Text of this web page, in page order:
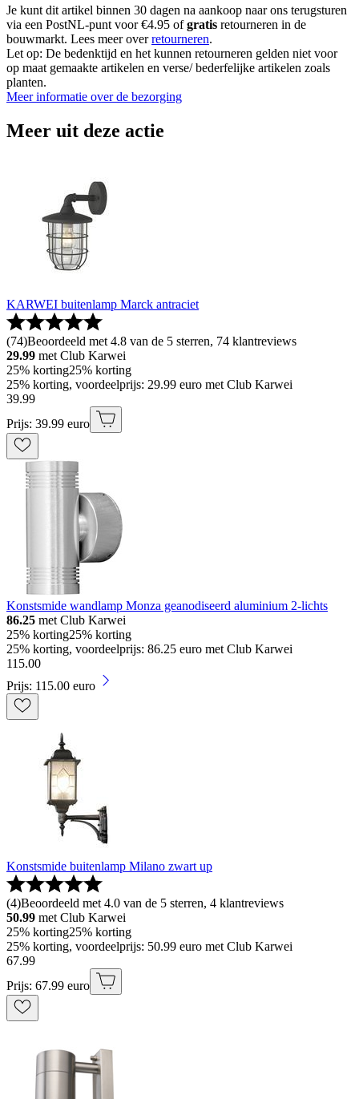
Je kunt dit artikel binnen 30 dagen na aankoop naar ons terugsturen
via een PostNL-punt voor €4.95 ofgratis retourneren in de
bouwmarkt. Lees meer overretourneren.
Let op: De bedenktijd en het kunnen retourneren gelden niet voor
op maat gemaakte artikelen en verse/ bederfelijke artikelen zoals
planten.
Meer informatie over de bezorging
Meer uit deze actie
KARWEI buitenlamp Marck antraciet
(74)Beoordeeld met 4.8 van de 5 sterren, 74 klantreviews
29.99 met Club Karwei
25% korting25% korting
25% korting, voordeelprijs: 29.99 euro met Club Karwei
39.99
Prijs: 39.99 euro
Konstsmide wandlamp Monza geanodiseerd aluminium 2-lichts
86.25 met Club Karwei
25% korting25% korting
25% korting, voordeelprijs: 86.25 euro met Club Karwei
115.00
Prijs: 115.00 euro
Konstsmide buitenlamp Milano zwart up
(4)Beoordeeld met 4.0 van de 5 sterren, 4 klantreviews
50.99 met Club Karwei
25% korting25% korting
25% korting, voordeelprijs: 50.99 euro met Club Karwei
67.99
Prijs: 67.99 euro